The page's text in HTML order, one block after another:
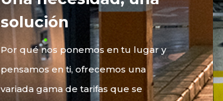
solución
Por qué nos ponemos en tu lugar y
pensamos en ti, ofrecemos una
variada gama de tarifas que se